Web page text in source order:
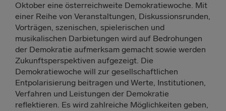
Oktober eine österreichweite Demokratiewoche. Mit
einer Reihe von Veranstaltungen, Diskussionsrunden,
Vorträgen, szenischen, spielerischen und
musikalischen Darbietungen wird auf Bedrohungen
der Demokratie aufmerksam gemacht sowie werden
Zukunftsperspektiven aufgezeigt. Die
Demokratiewoche will zur gesellschaftlichen
Entpolarisierung beitragen und Werte, Institutionen,
Verfahren und Leistungen der Demokratie
reflektieren. Es wird zahlreiche Möglichkeiten geben,